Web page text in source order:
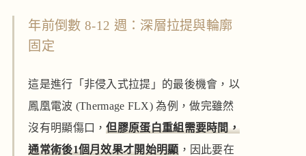
年前倒數 8-12 週：深層拉提與輪廓
固定
這是進行「非侵入式拉提」的最後機會，以
鳳凰電波 (Thermage FLX) 為例，做完雖然
沒有明顯傷口，但膠原蛋白重組需要時間，
通常術後1個月效果才開始明顯，因此要在